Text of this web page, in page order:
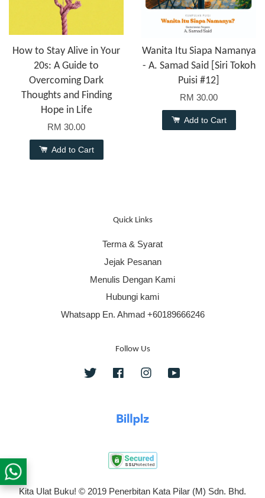
How to Stay Alive in Your
20s: A Guide to
Overcoming Dark
Thoughts and Finding
Hope in Life
RM 30.00
Add to Cart
Wanita Itu Siapa Namanya
- A. Samad Said [Siri Tokoh
Puisi #12]
RM 30.00
Add to Cart
Quick Links
Terma & Syarat
Jejak Pesanan
Menulis Dengan Kami
Hubungi kami
Whatsapp En. Ahmad +60189666246
Follow Us
Twitter FacebookInstagram
Kita Ulat Buku! © 2019 Penerbitan Kata Pilar (M) Sdn. Bhd.